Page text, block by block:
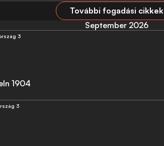
További fogadási cikkek
September 2026
3
1904
3